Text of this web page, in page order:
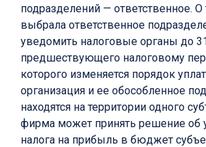
подразделений — ответственное.
выбрала ответственное
уведомить налоговые органы до
предшествующего налоговому
которого изменяется порядок
организация и ее обособленное
находятся на территории одного
фирма может принять решение об
налога на прибыль в бюджет